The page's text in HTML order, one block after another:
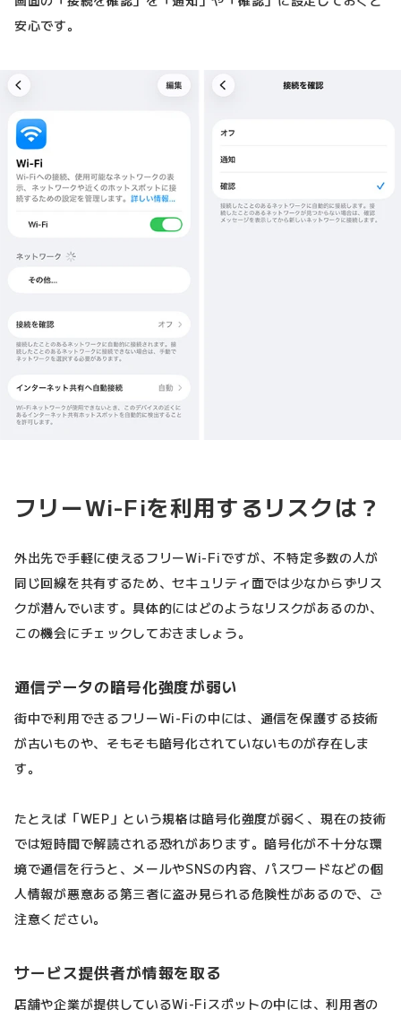
安心です。
フリーWi-Fiを利用するリスクは？
外出先で手軽に使えるフリーWi-Fiですが、不特定多数の人が
同じ回線を共有するため、セキュリティ面では少なからずリス
クが潜んでいます。具体的にはどのようなリスクがあるのか、
この機会にチェックしておきましょう。
通信データの暗号化強度が弱い
街中で利用できるフリーWi-Fiの中には、通信を保護する技術
が古いものや、そもそも暗号化されていないものが存在しま
す。
たとえば「WEP」という規格は暗号化強度が弱く、現在の技術
では短時間で解読される恐れがあります。暗号化が不十分な環
境で通信を行うと、メールやSNSの内容、パスワードなどの個
人情報が悪意ある第三者に盗み見られる危険性があるので、ご
注意ください。
サービス提供者が情報を取る
店舗や企業が提供しているWi-Fiスポットの中には、利用者の